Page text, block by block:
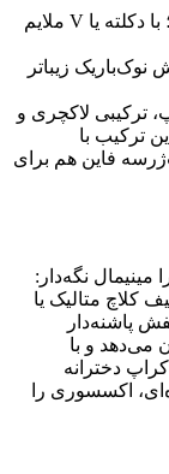
• راسته فاق‌بلند: کشیدگی قد و استایل مینیمال؛ با دکلته یا V ملایم
زیباتر
ترکیبی لاکچری و
ترکیب با
فاین هم برای
نگه‌دار:
کلاچ متالیک یا
پاشنه‌دار
می‌دهد و با
دخترانه
اکسسوری را